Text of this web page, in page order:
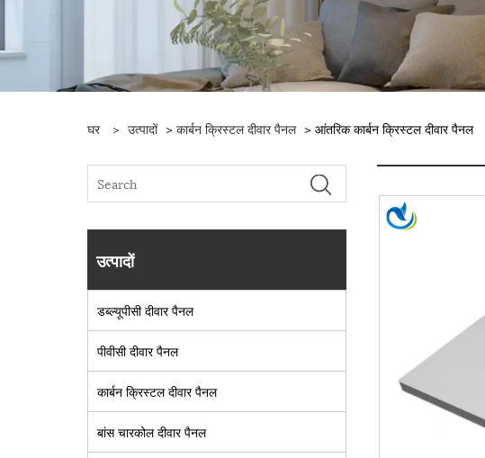
घर > उत्पादों > कार्बन क्रिस्टल दीवार पैनल > आंतरिक कार्बन क्रिस्टल दीवार पैनल
उत्पादों
डब्ल्यूपीसी दीवार पैनल
पीवीसी दीवार पैनल
कार्बन क्रिस्टल दीवार पैनल
बांस चारकोल दीवार पैनल